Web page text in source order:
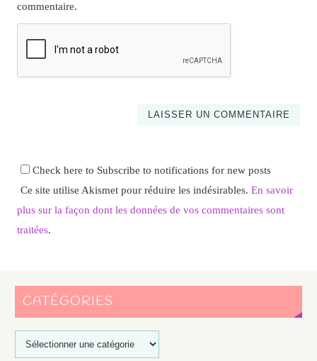
commentaire.
Check here to Subscribe to notifications for new posts
Ce site utilise Akismet pour réduire les indésirables. En savoir
plus sur la façon dont les données de vos commentaires sont
traitées.
CATÉGORIES